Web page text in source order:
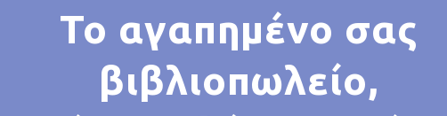
Το αγαπημένο σας
βιβλιοπωλείο,